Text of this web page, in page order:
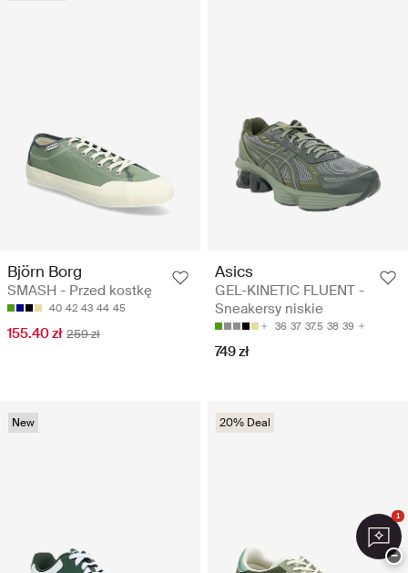
Björn Borg
SMASH - Przed kostkę
40 42 43 44 45
155.40 zł 259 zł
Asics
GEL-KINETIC FLUENT -
Sneakersy niskie
36 37 37.5 38 39
749 zł
New 20% Deal
1
−